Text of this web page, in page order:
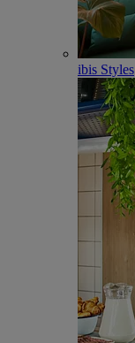
ibis Styles